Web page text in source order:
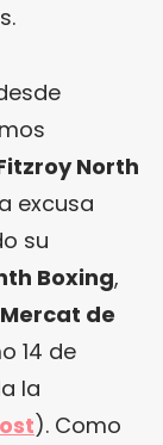
North
excusa
su
Boxing,
Mercat de
14 de
la
). Como